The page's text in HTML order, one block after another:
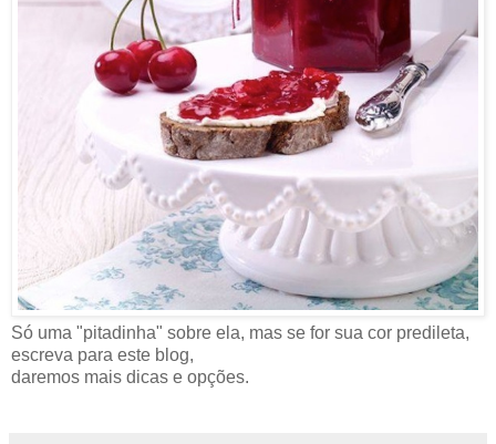
Só uma "pitadinha" sobre ela, mas se for sua cor predileta,
escreva para este blog,
daremos mais dicas e opções.